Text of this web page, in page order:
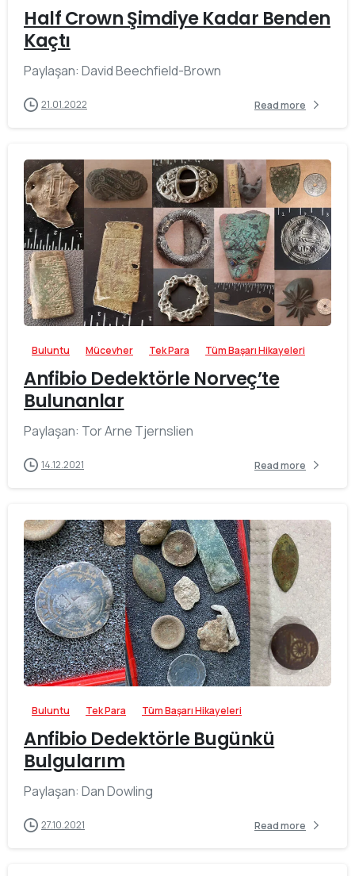
Half Crown Şimdiye Kadar Benden
Kaçtı
Paylaşan: David Beechfield-Brown
21.01.2022 Read more
-
Buluntu Mücevher Tek Para Tüm Başarı Hikayeleri
Anfibio Dedektörle Norveç’te
Bulunanlar
Paylaşan: Tor Arne Tjernslien
14.12.2021 Read more
-
Buluntu Tek Para Tüm Başarı Hikayeleri
Anfibio Dedektörle Bugünkü
Bulgularım
Paylaşan: Dan Dowling
27.10.2021 Read more